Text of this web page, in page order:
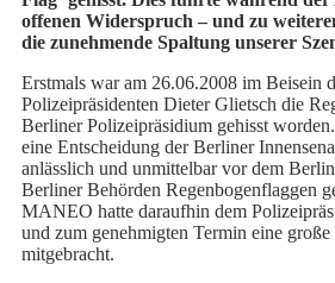
offenen Widerspruch – und zu
die zunehmende Spaltung unserer
Erstmals war am 26.06.2008 im Beisein
Polizeipräsidenten Dieter Glietsch die
Berliner Polizeipräsidium gehisst
eine Entscheidung der Berliner
anlässlich und unmittelbar vor dem
Berliner Behörden Regenbogenflaggen
MANEO hatte daraufhin dem
und zum genehmigten Termin eine
mitgebracht.